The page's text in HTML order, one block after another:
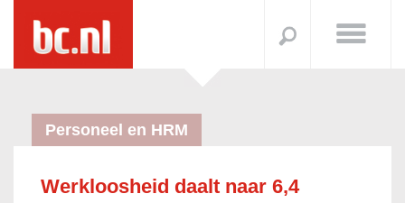
Personeel en HRM
Werkloosheid daalt naar 6,4